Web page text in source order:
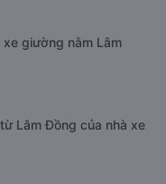
giường nằm Lâm
Lâm Đồng của nhà xe